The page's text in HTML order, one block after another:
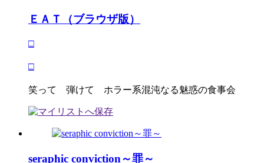
ＥＡＴ（ブラウザ版）
□
□
笑って 弾けて ホラー系混沌なる魅惑の食事会
seraphic conviction～罪～